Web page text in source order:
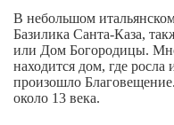
В небольшом
Базилика Санта-Каза,
или Дом Богородицы.
находится дом, где
произошло
около 13 века.